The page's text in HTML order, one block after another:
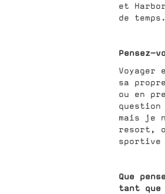
et
de temps.
Pensez-
sa
ou en
question
mais je
resort,
sportive
Que
tant que